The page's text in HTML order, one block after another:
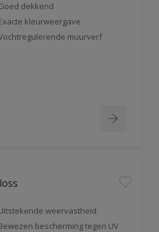
dekkend
kleurweergave
muurverf
weervastheid
bescherming tegen UV